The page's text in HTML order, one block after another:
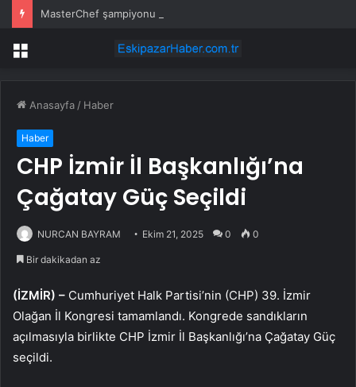
Menü
Anasayfa / Haber
Haber
CHP İzmir İl Başkanlığı’na
Çağatay Güç Seçildi
NURCAN BAYRAM Ekim 21, 2025 0 0
Bir dakikadan az
(İZMİR) – Cumhuriyet Halk Partisi’nin (CHP) 39. İzmir
Olağan İl Kongresi tamamlandı. Kongrede sandıkların
açılmasıyla birlikte CHP İzmir İl Başkanlığı’na Çağatay Güç
seçildi.